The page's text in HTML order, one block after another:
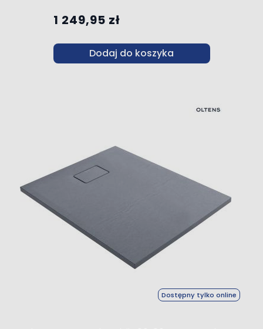
1 249,95 zł
Dodaj do koszyka
Dostępny tylko online